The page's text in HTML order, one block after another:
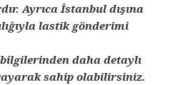
Ayrıca İstanbul dışına
lastik gönderimi
daha detaylı
sahip olabilirsiniz.